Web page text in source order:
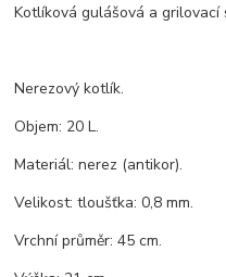
Kotlíková gulášová a grilovací
Nerezový kotlík.
Objem: 20 L.
Materiál: nerez (antikor).
Velikost: tloušťka: 0,8 mm.
Vrchní průměr: 45 cm.